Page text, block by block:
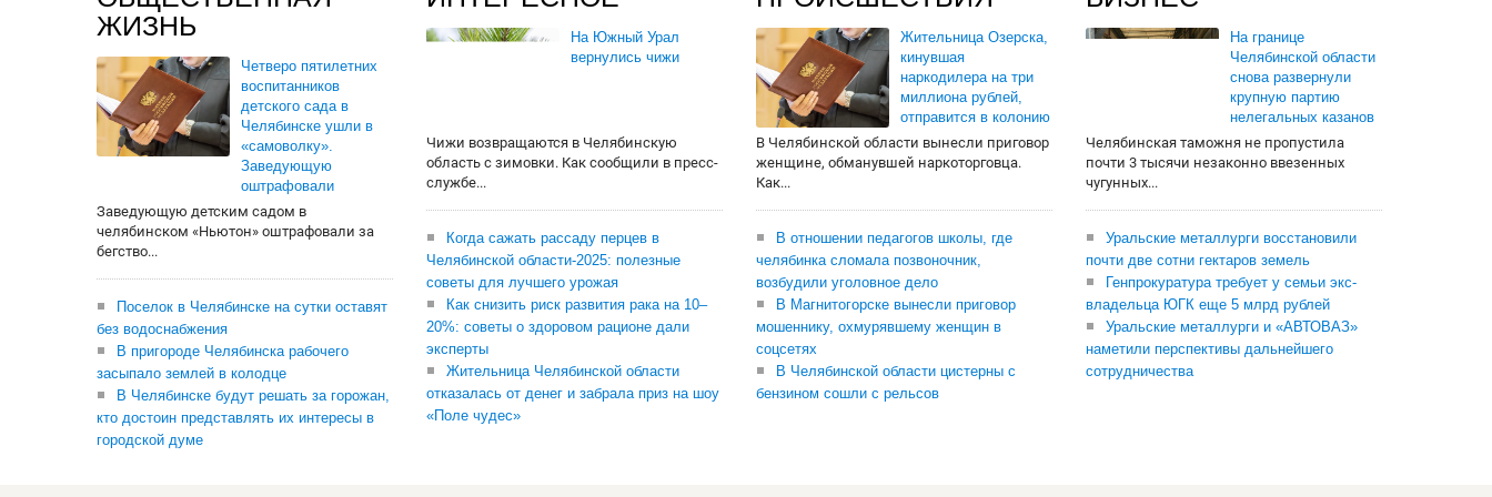
ЖИЗНЬ
Четверо пятилетних
воспитанников
детского сада в
Челябинске ушли в
«самоволку».
Заведующую
оштрафовали
Заведующую детским садом в
челябинском «Ньютон» оштрафовали за
бегство...
Поселок в Челябинске на сутки оставят
без водоснабжения
В пригороде Челябинска рабочего
засыпало землей в колодце
В Челябинске будут решать за горожан,
кто достоин представлять их интересы в
городской думе
На Южный Урал
вернулись чижи
Чижи возвращаются в Челябинскую
область с зимовки. Как сообщили в пресс-
службе...
Когда сажать рассаду перцев в
Челябинской области-2025: полезные
советы для лучшего урожая
Как снизить риск развития рака на 10–
20%: советы о здоровом рационе дали
эксперты
Жительница Челябинской области
отказалась от денег и забрала приз на шоу
«Поле чудес»
Жительница Озерска,
кинувшая
наркодилера на три
миллиона рублей,
отправится в колонию
В Челябинской области вынесли приговор
женщине, обманувшей наркоторговца.
Как...
В отношении педагогов школы, где
челябинка сломала позвоночник,
возбудили уголовное дело
В Магнитогорске вынесли приговор
мошеннику, охмурявшему женщин в
соцсетях
В Челябинской области цистерны с
бензином сошли с рельсов
На границе
Челябинской области
снова развернули
крупную партию
нелегальных казанов
Челябинская таможня не пропустила
почти 3 тысячи незаконно ввезенных
чугунных...
Уральские металлурги восстановили
почти две сотни гектаров земель
Генпрокуратура требует у семьи экс-
владельца ЮГК еще 5 млрд рублей
Уральские металлурги и «АВТОВАЗ»
наметили перспективы дальнейшего
сотрудничества